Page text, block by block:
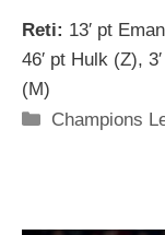
Reti: 13′ pt
46′ pt Hulk (Z),
(M)
Categorie
Champions